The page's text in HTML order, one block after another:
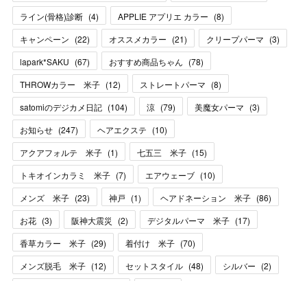
ライン(骨格)診断 (4) APPLIE アプリエ カラー (8)
キャンペーン (22) オススメカラー (21) クリープパーマ (3)
lapark*SAKU (67) おすすめ商品ちゃん (78)
THROWカラー 米子 (12) ストレートパーマ (8)
satomiのデジカメ日記 (104) 涼 (79) 美魔女パーマ (3)
お知らせ (247) ヘアエクステ (10)
アクアフォルテ 米子 (1) 七五三 米子 (15)
トキオインカラミ 米子 (7) エアウェーブ (10)
メンズ 米子 (23) 神戸 (1) ヘアドネーション 米子 (86)
お花 (3) 阪神大震災 (2) デジタルパーマ 米子 (17)
香草カラー 米子 (29) 着付け 米子 (70)
メンズ脱毛 米子 (12) セットスタイル (48) シルバー (2)